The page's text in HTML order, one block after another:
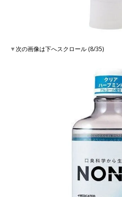
▼次の画像は下へスクロール (8/35)